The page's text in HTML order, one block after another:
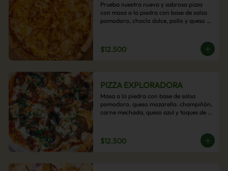
Prueba nuestra nueva y sabrosa pizza
con masa a la piedra con base de salsa
pomodoro, choclo dulce, pollo y queso
$12.500
PIZZA EXPLORADORA
Masa a la piedra con base de salsa
pomodoro, queso mozarella. champiñón,
carne mechada, queso azul y toques de
$12.500